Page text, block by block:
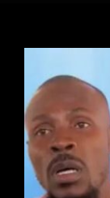
l'image
agrandie